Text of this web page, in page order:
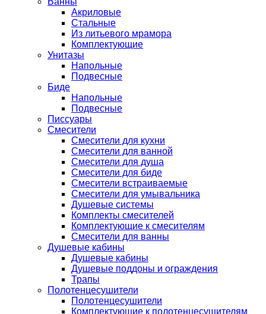
Акриловые
Стальные
Из литьевого мрамора
Комплектующие
Унитазы
Напольные
Подвесные
Биде
Напольные
Подвесные
Писсуары
Смесители
Смесители для кухни
Смесители для ванной
Смесители для душа
Смесители для биде
Смесители встраиваемые
Смесители для умывальника
Душевые системы
Комплекты смесителей
Комплектующие к смесителям
Смесители для ванны
Душевые кабины
Душевые кабины
Душевые поддоны и ограждения
Трапы
Полотенцесушители
Полотенцесушители
Комплектующие к полотенцесушителям